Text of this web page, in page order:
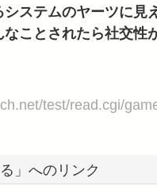
ステムのヤーツに見
ことされたら社交性
test/read.cgi/
」へのリンク